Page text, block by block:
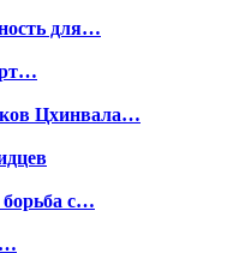
для…
Цхинвала…
борьба с…